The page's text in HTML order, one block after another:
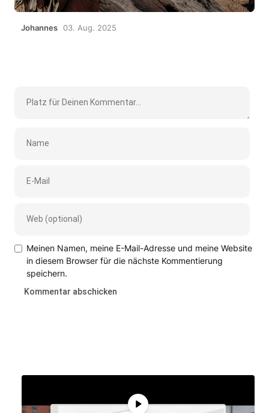
Johannes 03. Aug. 2025
Meinen Namen, meine E-Mail-Adresse und meine Website
in diesem Browser für die nächste Kommentierung
speichern.